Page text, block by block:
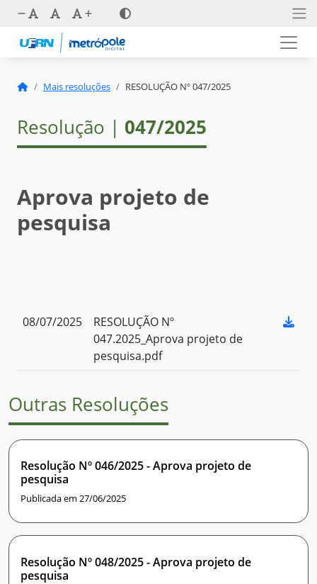
Mais resoluções RESOLUÇÃO Nº 047/2025
Resolução | 047/2025
Aprova projeto de
pesquisa
08/07/2025
RESOLUÇÃO Nº
047.2025_Aprova projeto de
pesquisa.pdf
Outras Resoluções
Resolução Nº 046/2025 - Aprova projeto de
pesquisa
Publicada em 27/06/2025
Resolução Nº 048/2025 - Aprova projeto de
pesquisa